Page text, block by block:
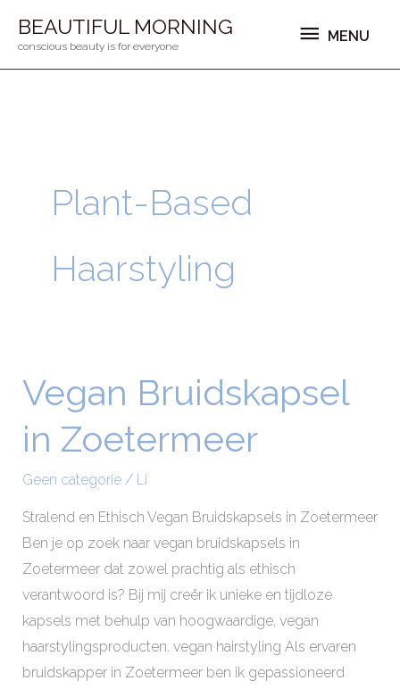
naarBEAUTIFUL MORNING
conscious beauty is for everyone
MENU
MENU
Plant-Based
Haarstyling
Vegan Bruidskapsel
in Zoetermeer
Geen categorie/ Li
Stralend en Ethisch Vegan Bruidskapsels in Zoetermeer
Ben je op zoek naar vegan bruidskapsels in
Zoetermeer dat zowel prachtig als ethisch
verantwoord is? Bij mij creër ik unieke en tijdloze
kapsels met behulp van hoogwaardige, vegan
haarstylingsproducten. vegan hairstyling Als ervaren
bruidskapper in Zoetermeer ben ik gepassioneerd
Vegan
Bruidskapsel
in